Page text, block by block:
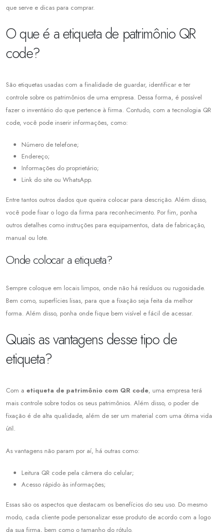
que serve e dicas para comprar.
O que é a etiqueta de patrimônio QR
code?
São etiquetas usadas com a finalidade de guardar, identificar e ter
controle sobre os patrimônios de uma empresa. Dessa forma, é possível
fazer o inventário do que pertence à firma. Contudo, com a tecnologia QR
code, você pode inserir informações, como:
Número de telefone;
Endereço;
Informações do proprietário;
Link do site ou WhatsApp.
Entre tantos outros dados que queira colocar para descrição. Além disso,
você pode fixar o logo da firma para reconhecimento. Por fim, ponha
outros detalhes como instruções para equipamentos, data de fabricação,
manual ou lote.
Onde colocar a etiqueta?
Sempre coloque em locais limpos, onde não há resíduos ou rugosidade.
Bem como, superfícies lisas, para que a fixação seja feita da melhor
forma. Além disso, ponha onde fique bem visível e fácil de acessar.
Quais as vantagens desse tipo de
etiqueta?
Com a etiqueta de patrimônio com QR code, uma empresa terá
mais controle sobre todos os seus patrimônios. Além disso, o poder de
fixação é de alta qualidade, além de ser um material com uma ótima vida
útil.
As vantagens não param por aí, há outras como:
Leitura QR code pela câmera do celular;
Acesso rápido às informações;
Essas são os aspectos que destacam os benefícios do seu uso. Do mesmo
modo, cada cliente pode personalizar esse produto de acordo com a logo
da sua firma, bem como o tamanho do rótulo.